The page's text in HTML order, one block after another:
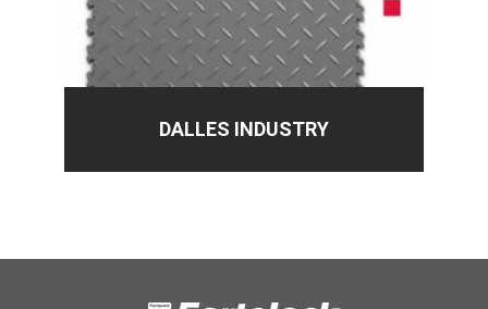
DALLES INDUSTRY